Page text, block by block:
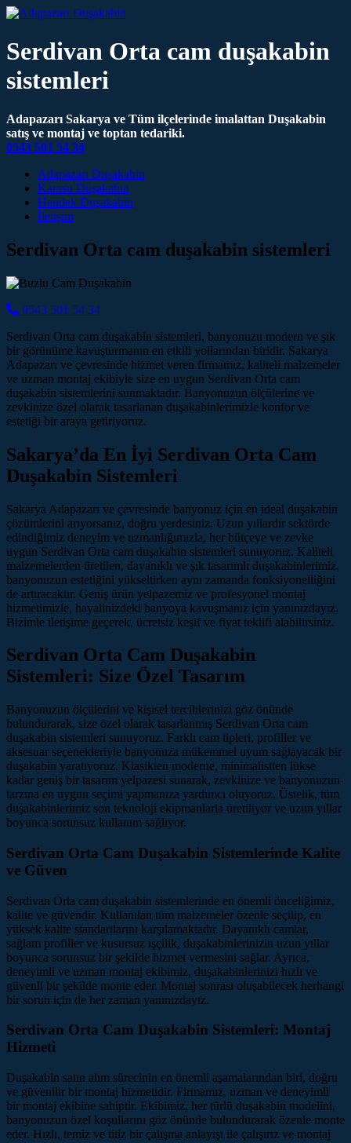
Serdivan Orta cam duşakabin
sistemleri
Adapazarı Sakarya ve Tüm ilçelerinde imalattan Duşakabin
satış ve montaj ve toptan tedariki.
0543 501 54 34
Main Navigation
Adapazarı Duşakabin
Karasu Duşakabin
Hendek Duşakabin
İletişim
Serdivan Orta cam duşakabin sistemleri
0543 501 54 34
Serdivan Orta cam duşakabin sistemleri, banyonuzu modern ve şık
bir görünüme kavuşturmanın en etkili yollarından biridir. Sakarya
Adapazarı ve çevresinde hizmet veren firmamız, kaliteli malzemeler
ve uzman montaj ekibiyle size en uygun Serdivan Orta cam
duşakabin sistemlerini sunmaktadır. Banyonuzun ölçülerine ve
zevkinize özel olarak tasarlanan duşakabinlerimizle konfor ve
estetiği bir araya getiriyoruz.
Sakarya’da En İyi Serdivan Orta Cam
Duşakabin Sistemleri
Sakarya Adapazarı ve çevresinde banyonuz için en ideal duşakabin
çözümlerini arıyorsanız, doğru yerdesiniz. Uzun yıllardır sektörde
edindiğimiz deneyim ve uzmanlığımızla, her bütçeye ve zevke
uygun Serdivan Orta cam duşakabin sistemleri sunuyoruz. Kaliteli
malzemelerden üretilen, dayanıklı ve şık tasarımlı duşakabinlerimiz,
banyonuzun estetiğini yükseltirken aynı zamanda fonksiyonelliğini
de artıracaktır. Geniş ürün yelpazemiz ve profesyonel montaj
hizmetimizle, hayalinizdeki banyoya kavuşmanız için yanınızdayız.
Bizimle iletişime geçerek, ücretsiz keşif ve fiyat teklifi alabilirsiniz.
Serdivan Orta Cam Duşakabin
Sistemleri: Size Özel Tasarım
Banyonuzun ölçülerini ve kişisel tercihlerinizi göz önünde
bulundurarak, size özel olarak tasarlanmış Serdivan Orta cam
duşakabin sistemleri sunuyoruz. Farklı cam tipleri, profiller ve
aksesuar seçenekleriyle banyonuza mükemmel uyum sağlayacak bir
duşakabin yaratıyoruz. Klasikten moderne, minimalistten lükse
kadar geniş bir tasarım yelpazesi sunarak, zevkinize ve banyonuzun
tarzına en uygun seçimi yapmanıza yardımcı oluyoruz. Üstelik, tüm
duşakabinlerimiz son teknoloji ekipmanlarla üretiliyor ve uzun yıllar
boyunca sorunsuz kullanım sağlıyor.
Serdivan Orta Cam Duşakabin Sistemlerinde Kalite
ve Güven
Serdivan Orta cam duşakabin sistemlerinde en önemli önceliğimiz,
kalite ve güvendir. Kullanılan tüm malzemeler özenle seçilip, en
yüksek kalite standartlarını karşılamaktadır. Dayanıklı camlar,
sağlam profiller ve kusursuz işçilik, duşakabinlerinizin uzun yıllar
boyunca sorunsuz bir şekilde hizmet vermesini sağlar. Ayrıca,
deneyimli ve uzman montaj ekibimiz, duşakabinlerinizi hızlı ve
güvenli bir şekilde monte eder. Montaj sonrası oluşabilecek herhangi
bir sorun için de her zaman yanınızdayız.
Serdivan Orta Cam Duşakabin Sistemleri: Montaj
Hizmeti
Duşakabin satın alım sürecinin en önemli aşamalarından biri, doğru
ve güvenilir bir montaj hizmetidir. Firmamız, uzman ve deneyimli
bir montaj ekibine sahiptir. Ekibimiz, her türlü duşakabin modelini,
banyonuzun özel koşullarını göz önünde bulundurarak özenle monte
eder. Hızlı, temiz ve titiz bir çalışma anlayışı ile çalışırız ve montaj